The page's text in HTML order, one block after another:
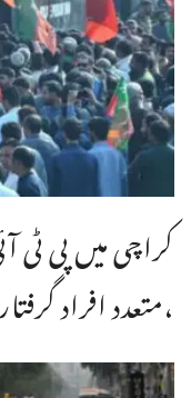
کراچی میں پی ٹی
،متعدد افراد گرفتار